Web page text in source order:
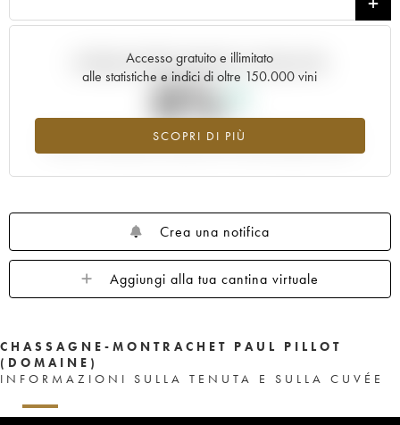
Accesso gratuito e illimitato
alle statistiche e indici di oltre 150.000 vini
SCOPRI DI PIÙ
Andamento della quotazione in tempo reale
0%
Valore in aumento per l'annata 2019 nel 2026 rispetto al 2025
Crea una notifica
Aggiungi alla tua cantina virtuale
CHASSAGNE-MONTRACHET PAUL PILLOT
(DOMAINE)
INFORMAZIONI SULLA TENUTA E SULLA CUVÉE